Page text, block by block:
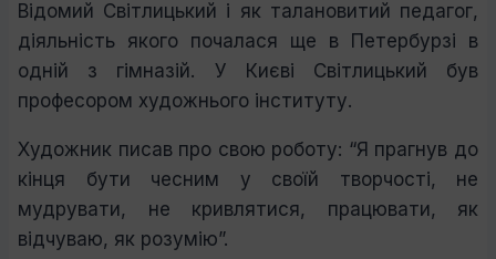
Відомий Світлицький і як талановитий педагог,
діяльність якого почалася ще в Петербурзі в
одній з гімназій. У Києві Світлицький був
професором художнього інституту.
Художник писав про свою роботу: “Я прагнув до
кінця бути чесним у своїй творчості, не
мудрувати, не кривлятися, працювати, як
відчуваю, як розумію”.